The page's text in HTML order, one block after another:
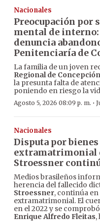
Nacionales
Preocupación por
mental de
denuncia
Penitenciaría de
La familia de un joven
Regional de Concepción
la presunta falta de
poniendo en riesgo la
Agosto 5, 2026 08:09 p. m. ·
Nacionales
Disputa por
extramatrimonial
Stroessner
Medios brasileños
herencia del fallecido
Stroessner, continúa en
extramatrimonial. El
en el 2022 y se
Enrique Alfredo Fleitas,